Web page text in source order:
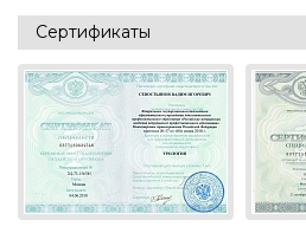
Сертификаты